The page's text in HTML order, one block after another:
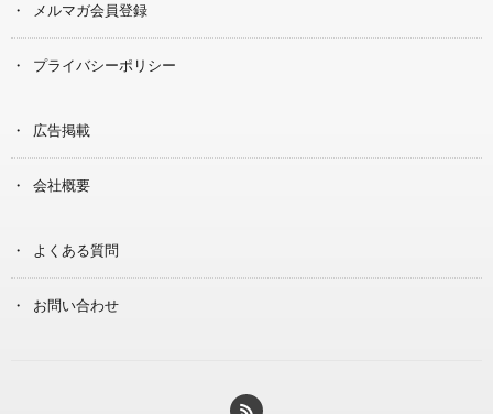
メルマガ会員登録
プライバシーポリシー
広告掲載
会社概要
よくある質問
お問い合わせ